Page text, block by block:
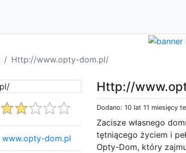
Http://www.opty-dom.pl/
Http://
Dodano: 10 lat 11 miesięcy
Zacisze własnego
tętniącego życiem i
Opty-Dom, który
www.opty-dom.pl